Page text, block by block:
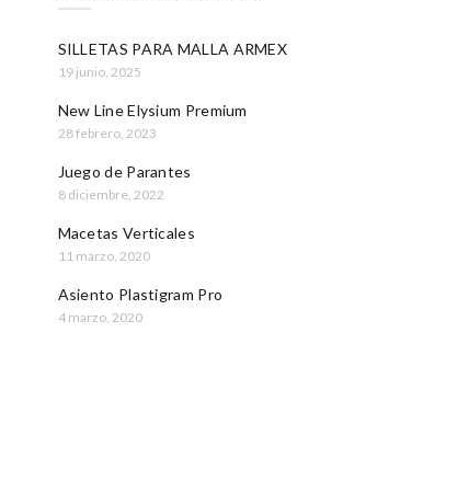
SILLETAS PARA MALLA ARMEX
19 junio, 2025
New Line Elysium Premium
28 febrero, 2023
Juego de Parantes
8 diciembre, 2022
Macetas Verticales
11 marzo, 2020
Asiento Plastigram Pro
4 marzo, 2020